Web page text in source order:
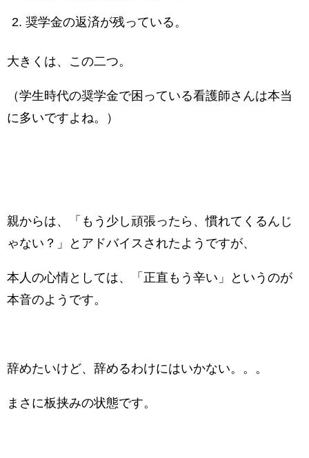
奨学金の返済が残っている。
大きくは、この二つ。
（学生時代の奨学金で困っている看護師さんは本当
に多いですよね。）
親からは、「もう少し頑張ったら、慣れてくるんじ
ゃない？」とアドバイスされたようですが、
本人の心情としては、「正直もう辛い」というのが
本音のようです。
辞めたいけど、辞めるわけにはいかない。。。
まさに板挟みの状態です。